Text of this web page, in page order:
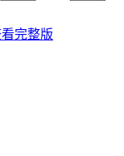
完整版